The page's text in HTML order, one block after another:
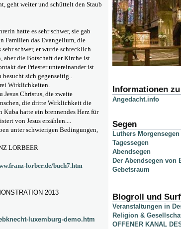
geht weiter und schüttelt den Staub
hatte es sehr schwer, sie gab
Familien das Evangelium, die
schwer, er wurde schrecklich
aber die Botschaft der Kirche ist
der Priester untereinander ist
besucht sich gegenseitig..
Wirklichkeiten.
Christus, die zweite
die dritte Wirklichkeit die
Kuba hatte ein brennendes Herz für
von Jesus erzählen....
unter schwierigen Bedingungen,
LORBEER
lorber.de/buch7.htm
2013
luxemburg-demo.htm
Informationen
Angedacht.info
Segen
Luthers Morgensegen
Tagessegen
Abendsegen
Der Abendsegen von
Gebetsraum
Blogroll und
Veranstaltungen in
Religion &
OFFENER KANAL